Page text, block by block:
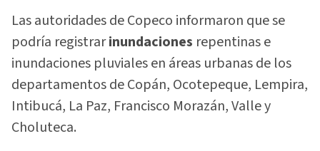
Las autoridades de Copeco informaron que se
podría registrarinundaciones repentinas e
inundaciones pluviales en áreas urbanas de los
departamentos de Copán, Ocotepeque, Lempira,
Intibucá, La Paz, Francisco Morazán, Valle y
Choluteca.